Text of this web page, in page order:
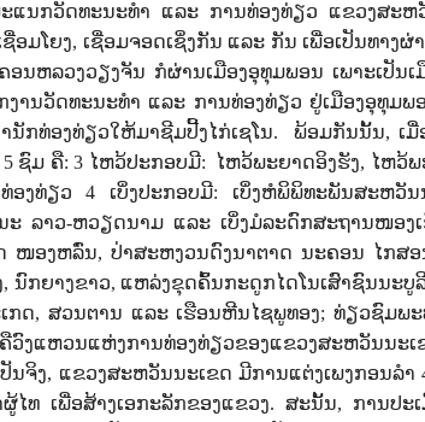
ນກວັດທະນະທຳ ແລະ ການທ່ອງທ່ຽວ ແຂວງສະຫ
ອມໂຍງ, ເຊື່ອມຈອດເຊິ່ງກັນ ແລະ ກັນ ເພື່ອເປັນທາງ
ອນຫລວງວຽງຈັນ ກໍຜ່ານເມືອງອຸທຸມພອນ ເພາະເປັນເ
ງານວັດທະນະທຳ ແລະ ການທ່ອງທ່ຽວ ຢູ່ເມືອງອຸທຸມ
ນັກທ່ອງທ່ຽວໃຫ້ມາຊີມປີ້ງໄກ່ເຊໂນ. ພ້ອມກັນນັ້ນ, ເ
5 ຊົມ ຄື:3 ໄຫວ້ປະກອບມີ: ໄຫວ້ພະຍາດອິງຮັງ, ໄຫວ້ພ
ທ່ອງທ່ຽວ4 ເບິ່ງປະກອບມີ: ເບິ່ງຫໍພິພິທະພັນສະຫວັນ
ລາວ-ຫວຽດນາມ ແລະ ເບິ່ງມໍລະດົກສະຖານໜອງເ
ໜອງຫລົ່ນ, ປ່າສະຫງວນດົງນາຕາດ ນະຄອນ ໄກສ
, ນົກຍາງຂາວ, ແຫລ່ງຂຸດຄົ້ນກະດູກໄດໂນເສົາຊົນນະບູ
ກດ, ສວນຕານ ແລະ ເຮືອນຫີນໄຊພູທອງ;ທ່ຽວຊົມພະ
ວົງແຫວນແຫ່ງການທ່ອງທ່ຽວຂອງແຂວງສະຫວັນນະເ
ນຈິງ, ແຂວງສະຫວັນນະເຂດ ມີການແຕ່ງເພງກອນລໍາ
ໄທ ເພື່ອສ້າງເອກະລັກຂອງແຂວງ. ສະນັ້ນ, ການປະ